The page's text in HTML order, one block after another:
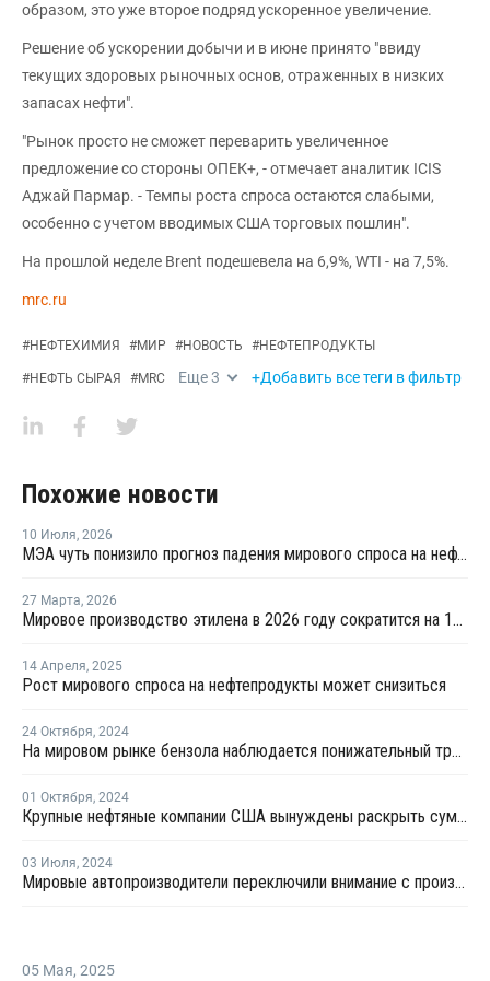
образом, это уже второе подряд ускоренное увеличение.
Решение об ускорении добычи и в июне принято "ввиду
текущих здоровых рыночных основ, отраженных в низких
запасах нефти".
"Рынок просто не сможет переварить увеличенное
предложение со стороны ОПЕК+, - отмечает аналитик ICIS
Аджай Пармар. - Темпы роста спроса остаются слабыми,
особенно с учетом вводимых США торговых пошлин".
На прошлой неделе Brent подешевела на 6,9%, WTI - на 7,5%.
mrc.ru
#НЕФТЕХИМИЯ #МИР #НОВОСТЬ #НЕФТЕПРОДУКТЫ
#НЕФТЬ СЫРАЯ #MRC Еще3 +Добавить все теги в фильтр
Похожие новости
10 Июля, 2026
МЭА чуть понизило прогноз падения мирового спроса на нефть в 2026 году
27 Марта, 2026
Мировое производство этилена в 2026 году сократится на 12% на фоне конфликта на Ближнем Востоке
14 Апреля, 2025
Рост мирового спроса на нефтепродукты может снизиться
24 Октября, 2024
На мировом рынке бензола наблюдается понижательный тренд
01 Октября, 2024
Крупные нефтяные компании США вынуждены раскрыть сумму платежей иностранным правительствам
03 Июля, 2024
Мировые автопроизводители переключили внимание с производства полностью электромобилей на гибридные модели
05 Мая, 2025